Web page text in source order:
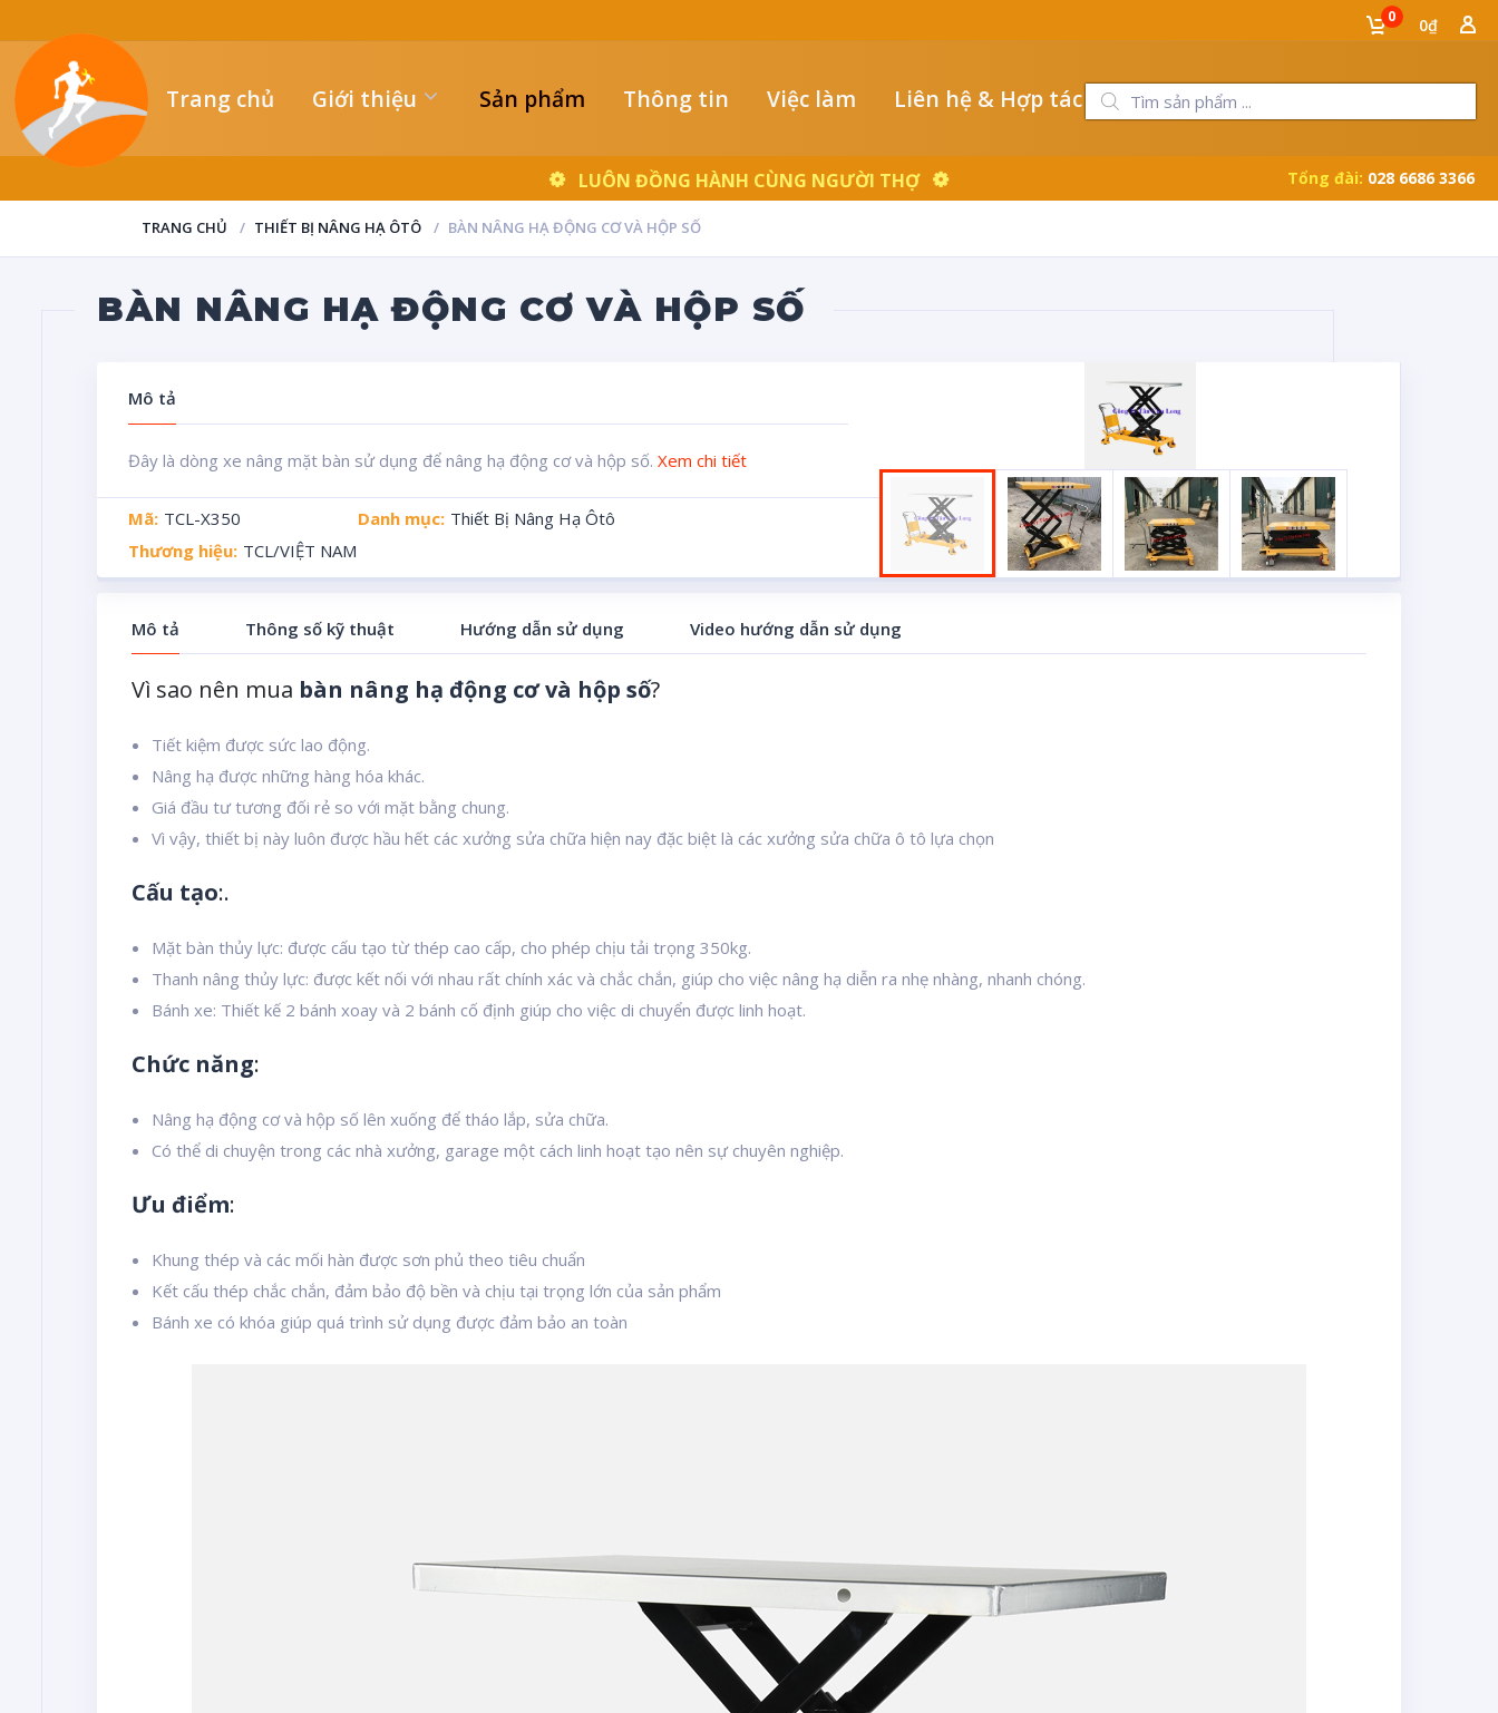
0 0₫
Trang chủ Giới thiệu Sản phẩm Thông tin Việc làm Liên hệ & Hợp tác
LUÔN ĐỒNG HÀNH CÙNG NGƯỜI THỢ Tổng đài: 028 6686 3366
TRANG CHỦ THIẾT BỊ NÂNG HẠ ÔTÔ BÀN NÂNG HẠ ĐỘNG CƠ VÀ HỘP SỐ
BÀN NÂNG HẠ ĐỘNG CƠ VÀ HỘP SỐ
Mô tả
Đây là dòng xe nâng mặt bàn sử dụng để nâng hạ động cơ và hộp số.Xem chi tiết
Mã: TCL-X350 Danh mục: Thiết Bị Nâng Hạ Ôtô
Thương hiệu: TCL/VIỆT NAM
Mô tả Thông số kỹ thuật Hướng dẫn sử dụng Video hướng dẫn sử dụng
Vì sao nên mua bàn nâng hạ động cơ và hộp số?
Tiết kiệm được sức lao động.
Nâng hạ được những hàng hóa khác.
Giá đầu tư tương đối rẻ so với mặt bằng chung.
Vì vậy, thiết bị này luôn được hầu hết các xưởng sửa chữa hiện nay đặc biệt là các xưởng sửa chữa ô tô lựa chọn
Cấu tạo:.
Mặt bàn thủy lực: được cấu tạo từ thép cao cấp, cho phép chịu tải trọng 350kg.
Thanh nâng thủy lực: được kết nối với nhau rất chính xác và chắc chắn, giúp cho việc nâng hạ diễn ra nhẹ nhàng, nhanh chóng.
Bánh xe: Thiết kế 2 bánh xoay và 2 bánh cố định giúp cho việc di chuyển được linh hoạt.
Chức năng:
Nâng hạ động cơ và hộp số lên xuống để tháo lắp, sửa chữa.
Có thể di chuyện trong các nhà xưởng, garage một cách linh hoạt tạo nên sự chuyên nghiệp.
Ưu điểm:
Khung thép và các mối hàn được sơn phủ theo tiêu chuẩn
Kết cấu thép chắc chắn, đảm bảo độ bền và chịu tại trọng lớn của sản phẩm
Bánh xe có khóa giúp quá trình sử dụng được đảm bảo an toàn